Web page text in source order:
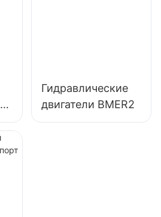
Гидравлические
двигатели BMER2